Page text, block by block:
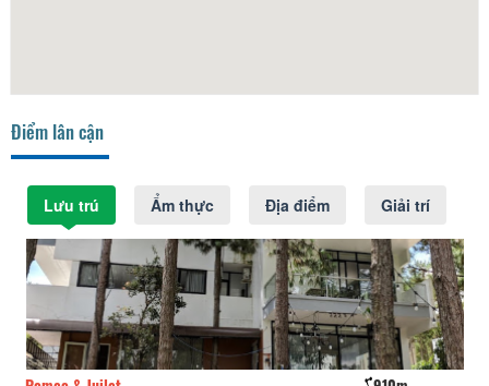
Điểm lân cận
Lưu trú Ẩm thực Địa điểm Giải trí